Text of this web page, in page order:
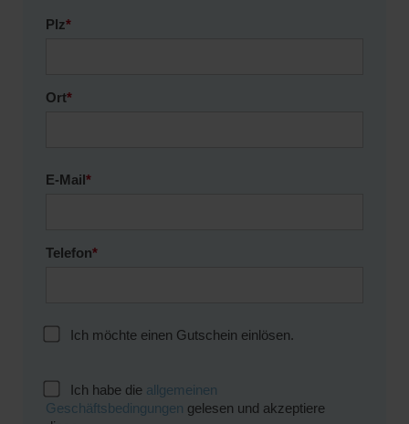
Plz*
Ort*
E-Mail*
Telefon*
Ich möchte einen Gutschein einlösen.
Ich habe die allgemeinen
Geschäftsbedingungen gelesen und akzeptiere